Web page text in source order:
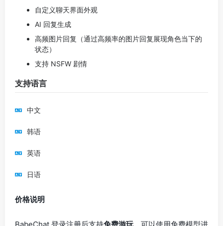
自定义聊天界面外观
AI 回复生成
高频图片回复（通过高频率的图片回复展现角色当下的
状态）
支持 NSFW 剧情
支持语言
中文
韩语
英语
日语
价格说明